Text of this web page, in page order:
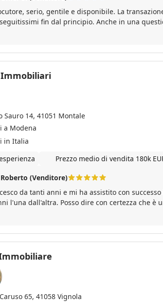
serio, gentile e disponibile. La
fin dal principio. Anche in una
con perizia e serietà. Da consigliare
Sauro 14, 41051 Montale
a Modena
in Italia
Prezzo medio di vendita 180k
(Venditore)
da tanti anni e mi ha assistito con
l'una dall'altra. Posso dire con certezza che è
segue in tutti i passaggi della compravendita e
validi come notai e geometri; anche
Per me 5 stelle piene.
65, 41058 Vignola